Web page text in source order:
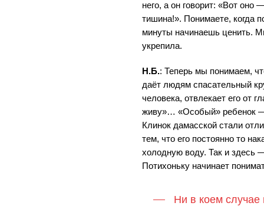
него, а он говорит: «Вот
тишина!». Понимаете, когда
минуты начинаешь ценить.
укрепила.
Н.Б.: Теперь мы понимаем,
даёт людям спасательный
человека, отвлекает его от
живу»… «Особый» ребенок
Клинок дамасской стали
тем, что его постоянно то
холодную воду. Так и здесь
Потихоньку начинает
Ни в коем случае